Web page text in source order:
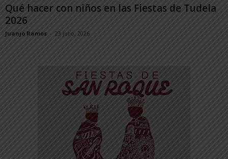
Qué hacer con niños en las Fiestas de Tudela
2026
Juanjo Ramos - 23 julio, 2026